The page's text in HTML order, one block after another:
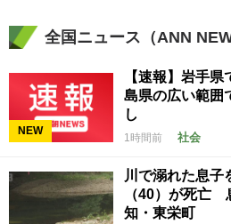
全国ニュース（ANN
NEW
【速報】岩手
島県の広い範
し
1時間前 社会
川で溺れた息子
（40）が死亡
知・東栄町